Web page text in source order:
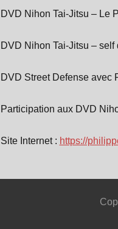
DVD Nihon Tai-Jitsu – Le
DVD Nihon Tai-Jitsu – self
DVD Street Defense avec
Participation aux DVD
Site Internet : https://